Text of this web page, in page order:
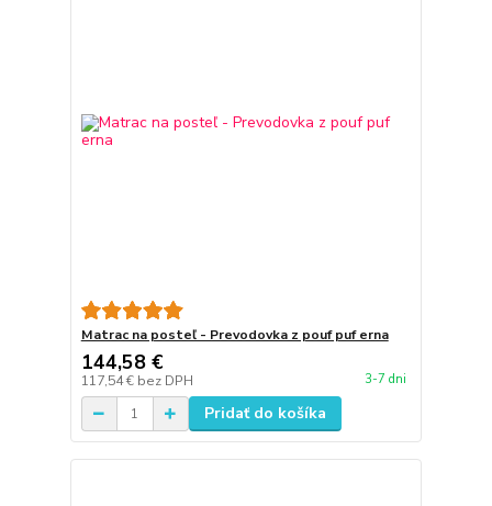
Matrac na posteľ - Prevodovka z pouf puf erna
144,58 €
117,54 € bez DPH 3-7 dni
Pridať do košíka